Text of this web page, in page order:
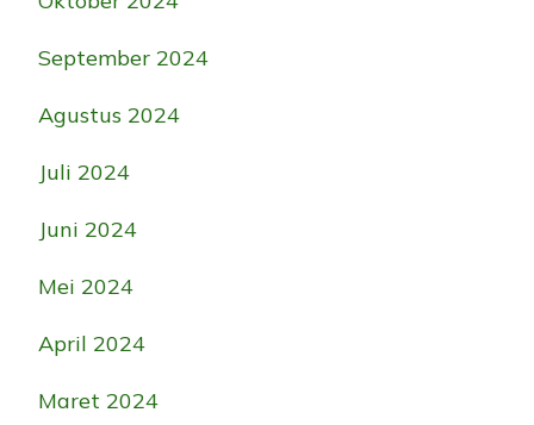
September 2024
Agustus 2024
Juli 2024
Juni 2024
Mei 2024
April 2024
Maret 2024